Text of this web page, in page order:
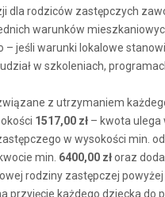
dla rodziców zastępczych
warunków
jeśli warunki lokalowe
w szkoleniach,
z utrzymaniem
1517,00 zł – kwota ulega
w wysokości min. od
min. 6400,00 złoraz
rodziny zastępczej powyżej
przyjęcie każdego dziecka do